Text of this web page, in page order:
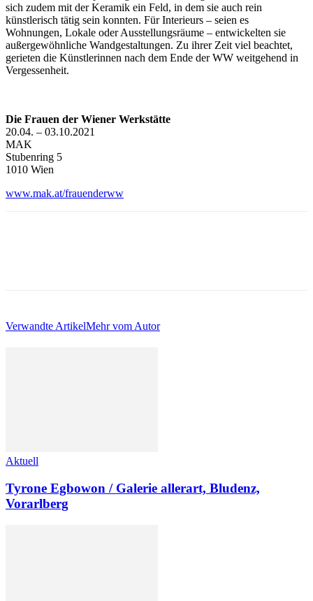
sich zudem mit der Keramik ein Feld, in dem sie auch rein
künstlerisch tätig sein konnten. Für Interieurs – seien es
Wohnungen, Lokale oder Ausstellungsräume – entwickelten sie
außergewöhnliche Wandgestaltungen. Zu ihrer Zeit viel beachtet,
gerieten die Künstlerinnen nach dem Ende der WW weitgehend in
Vergessenheit.
Die Frauen der Wiener Werkstätte
20.04. – 03.10.2021
MAK
Stubenring 5
1010 Wien
www.mak.at/frauenderww
Verwandte ArtikelMehr vom Autor
Aktuell
Tyrone Egbowon / Galerie allerart, Bludenz,
Vorarlberg